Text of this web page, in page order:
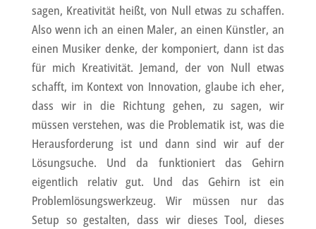
sagen, Kreativität heißt, von Null etwas zu schaffen.
Also wenn ich an einen Maler, an einen Künstler, an
einen Musiker denke, der komponiert, dann ist das
für mich Kreativität. Jemand, der von Null etwas
schafft, im Kontext von Innovation, glaube ich eher,
dass wir in die Richtung gehen, zu sagen, wir
müssen verstehen, was die Problematik ist, was die
Herausforderung ist und dann sind wir auf der
Lösungsuche. Und da funktioniert das Gehirn
eigentlich relativ gut. Und das Gehirn ist ein
Problemlösungswerkzeug. Wir müssen nur das
Setup so gestalten, dass wir dieses Tool, dieses